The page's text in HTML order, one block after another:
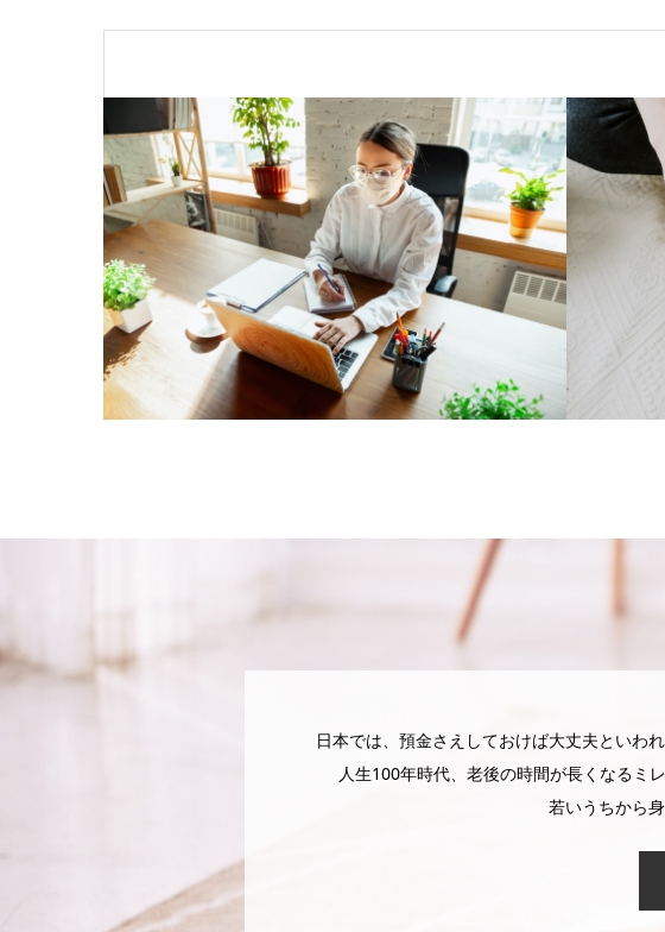
日本では、預金さえしておけば大丈夫といわ
人生100年時代、老後の時間が長くなるミ
若いうちから